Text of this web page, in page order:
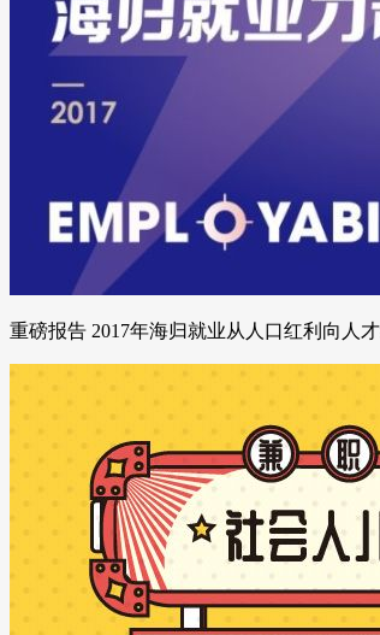
重磅报告 2017年海归就业从人口红利向人